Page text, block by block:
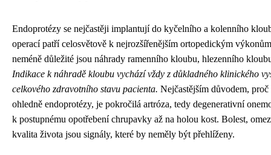
Endoprotézy se nejčastěji implantují do kyčelního a kolenního
operací patří celosvětově k nejrozšířenějším ortopedickým
neméně důležité jsou náhrady ramenního kloubu, hlezenního
Indikace k náhradě kloubu vychází vždy z důkladného klinického
celkového zdravotního stavu pacienta. Nejčastějším důvodem,
ohledně endoprotézy, je pokročilá artróza, tedy degenerativní
k postupnému opotřebení chrupavky až na holou kost. Bolest,
kvalita života jsou signály, které by neměly být přehlíženy.